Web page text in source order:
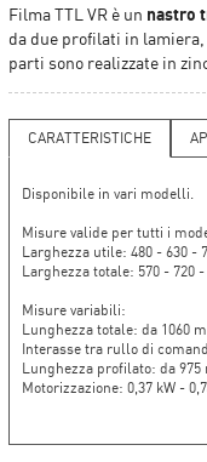
Filma TTL VR è un nastro
da due profilati in
parti sono realizzate in
CARATTERISTICHE
Disponibile in vari modelli.
Misure valide per tutti i
Larghezza utile: 480 - 630 -
Larghezza totale: 570 - 720
Misure variabili:
Lunghezza totale: da 1060
Interasse tra rullo di
Lunghezza profilato: da 975
Motorizzazione: 0,37 kW -